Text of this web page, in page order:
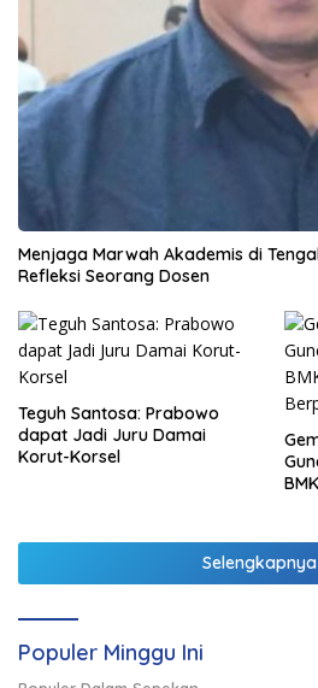
Menjaga Marwah Akademis di
Refleksi Seorang Dosen
Teguh Santosa: Prabowo
dapat Jadi Juru Damai
Korut-Korsel
Selengkapnya
Populer Minggu Ini